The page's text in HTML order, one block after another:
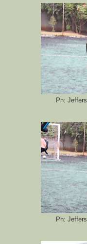
Ph:
Ph: